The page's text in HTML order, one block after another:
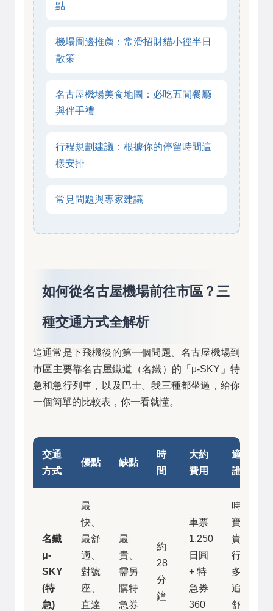
點
機場周邊推薦：常滑招財貓小徑半日
散策
名古屋機場美食地圖：必吃五間餐廳
與伴手禮
行程規劃建議：根據你的停留時間這
樣安排
常見問題與專家建議
如何從名古屋機場前往市區？三
種交通方式全解析
這通常是下飛機後的第一個問題。名古屋機場到
市區主要靠名古屋鐵道（名鐵）的「μ-SKY」特
急和急行列車，以及巴士。我三種都坐過，給你
一個簡單的比較表，你一看就懂。
交通
方式
優點 缺點
時
間
大約
費用
適合
誰
名鐵
μ-
SKY
(特
急)
最
快、
最舒
適、
對號
座、
直達
最
貴、
需另
購特
急券
約
28
分
鐘
車票
1,250
日圓
+ 特
急券
360
時間
寶
貴、
行李
多、
追求
舒適